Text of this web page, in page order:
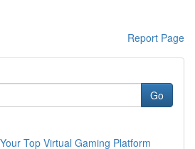
Report Page
Go
Top Virtual Gaming Platform